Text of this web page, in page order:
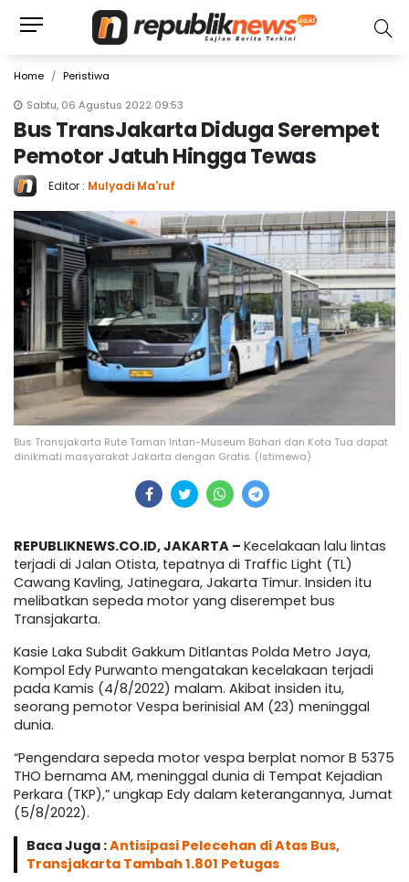
Home
Peristiwa
Sabtu, 06 Agustus 2022 09:53
Bus TransJakarta Diduga Serempet
Pemotor Jatuh Hingga Tewas
Editor : Mulyadi Ma'ruf
Bus Transjakarta Rute Taman Intan-Museum Bahari dan Kota Tua dapat
dinikmati masyarakat Jakarta dengan Gratis. (Istimewa)
REPUBLIKNEWS.CO.ID, JAKARTA – Kecelakaan lalu lintas
terjadi di Jalan Otista, tepatnya di Traffic Light (TL)
Cawang Kavling, Jatinegara, Jakarta Timur. Insiden itu
melibatkan sepeda motor yang diserempet bus
Transjakarta.
Kasie Laka Subdit Gakkum Ditlantas Polda Metro Jaya,
Kompol Edy Purwanto mengatakan kecelakaan terjadi
pada Kamis (4/8/2022) malam. Akibat insiden itu,
seorang pemotor Vespa berinisial AM (23) meninggal
dunia.
“Pengendara sepeda motor vespa berplat nomor B 5375
THO bernama AM, meninggal dunia di Tempat Kejadian
Perkara (TKP),” ungkap Edy dalam keterangannya, Jumat
(5/8/2022).
Baca Juga :Antisipasi Pelecehan di Atas Bus,
Transjakarta Tambah 1.801 Petugas